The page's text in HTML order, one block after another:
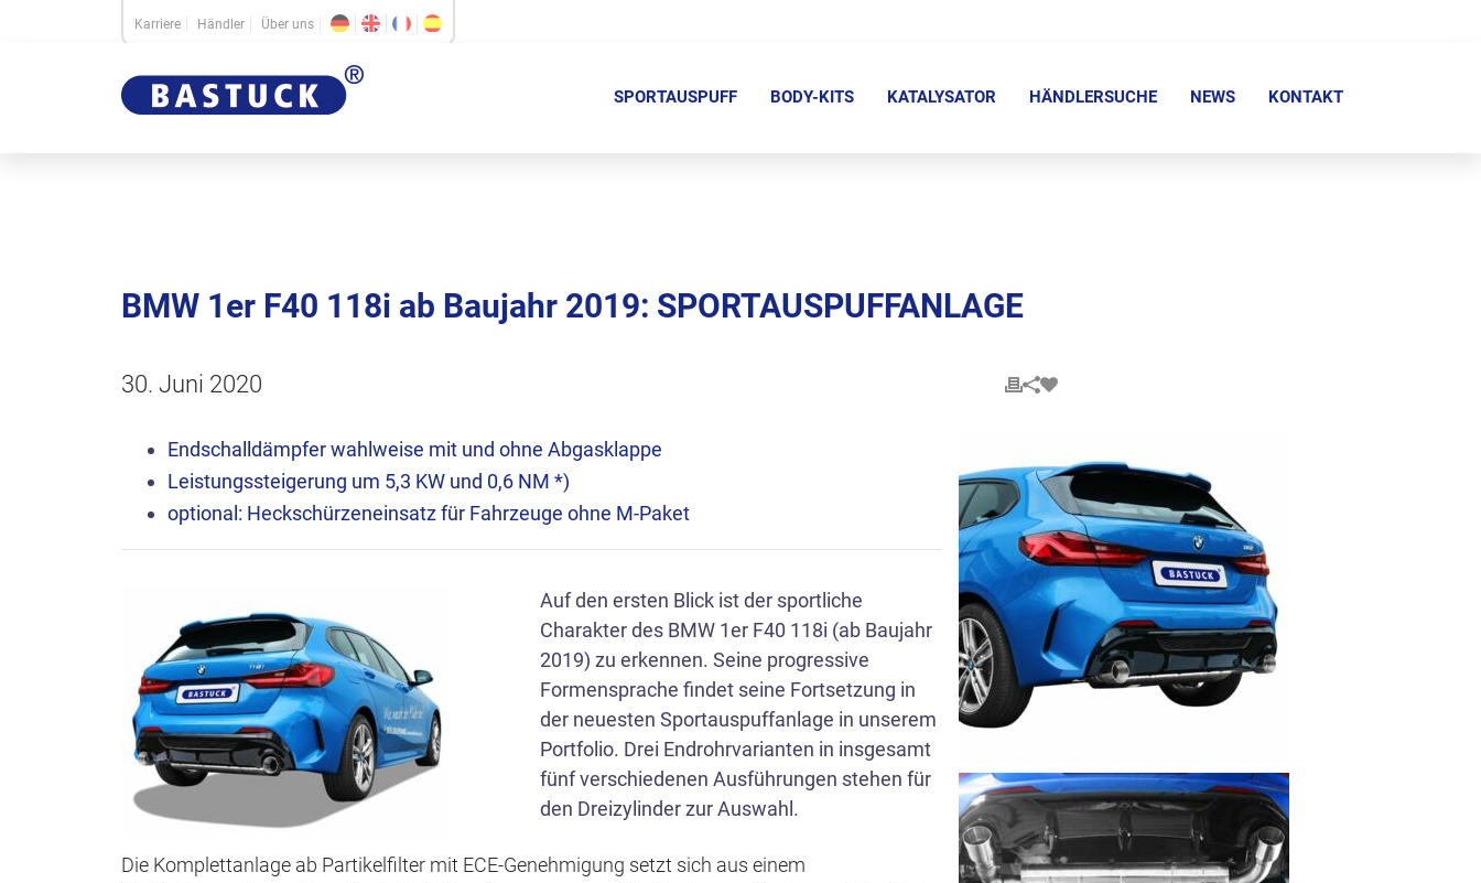
Karriere Händler Über uns
o
e
s
i
n
g
e
n
SPORTAUSPUFF BODY-KITS KATALYSATOR HÄNDLERSUCHE NEWS KONTAKT
BMW 1er F40 118i ab Baujahr 2019: SPORTAUSPUFFANLAGE
30. Juni 2020
Endschalldämpfer wahlweise mit und ohne Abgasklappe
Leistungssteigerung um 5,3 KW und 0,6 NM *)
optional: Heckschürzeneinsatz für Fahrzeuge ohne M-Paket
Auf den ersten Blick ist der sportliche
Charakter des BMW 1er F40 118i (ab Baujahr
2019) zu erkennen. Seine progressive
Formensprache findet seine Fortsetzung in
der neuesten Sportauspuffanlage in unserem
Portfolio. Drei Endrohrvarianten in insgesamt
fünf verschiedenen Ausführungen stehen für
den Dreizylinder zur Auswahl.
Die Komplettanlage ab Partikelfilter mit ECE-Genehmigung setzt sich aus einem